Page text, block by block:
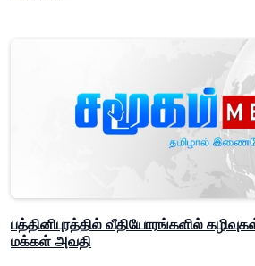
பத்தினிபுரத்தில் வீதியோரங்களில்
மக்கள் அவதி